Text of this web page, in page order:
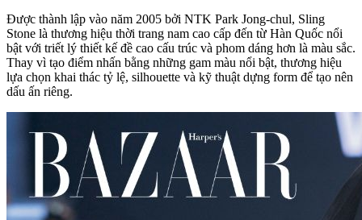
Được thành lập vào năm 2005 bởi NTK Park Jong-chul, Sling
Stone là thương hiệu thời trang nam cao cấp đến từ Hàn Quốc nổi
bật với triết lý thiết kế đề cao cấu trúc và phom dáng hơn là màu sắc.
Thay vì tạo điểm nhấn bằng những gam màu nổi bật, thương hiệu
lựa chọn khai thác tỷ lệ, silhouette và kỹ thuật dựng form để tạo nên
dấu ấn riêng.